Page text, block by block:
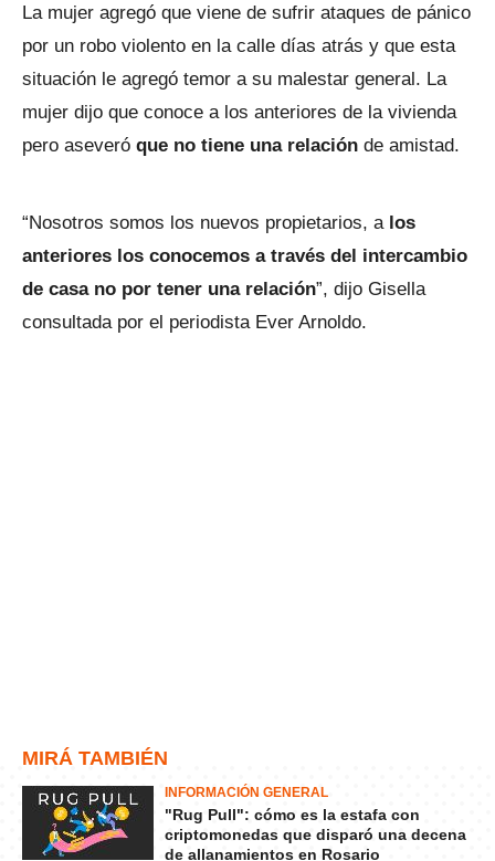
La mujer agregó que viene de sufrir ataques de pánico
por un robo violento en la calle días atrás y que esta
situación le agregó temor a su malestar general. La
mujer dijo que conoce a los anteriores de la vivienda
pero aseveró que no tiene una relación de amistad.
“Nosotros somos los nuevos propietarios, a los
anteriores los conocemos a través del intercambio
de casa no por tener una relación”, dijo Gisella
consultada por el periodista Ever Arnoldo.
MIRÁ TAMBIÉN
INFORMACIÓN GENERAL
"Rug Pull": cómo es la estafa con
criptomonedas que disparó una decena
de allanamientos en Rosario